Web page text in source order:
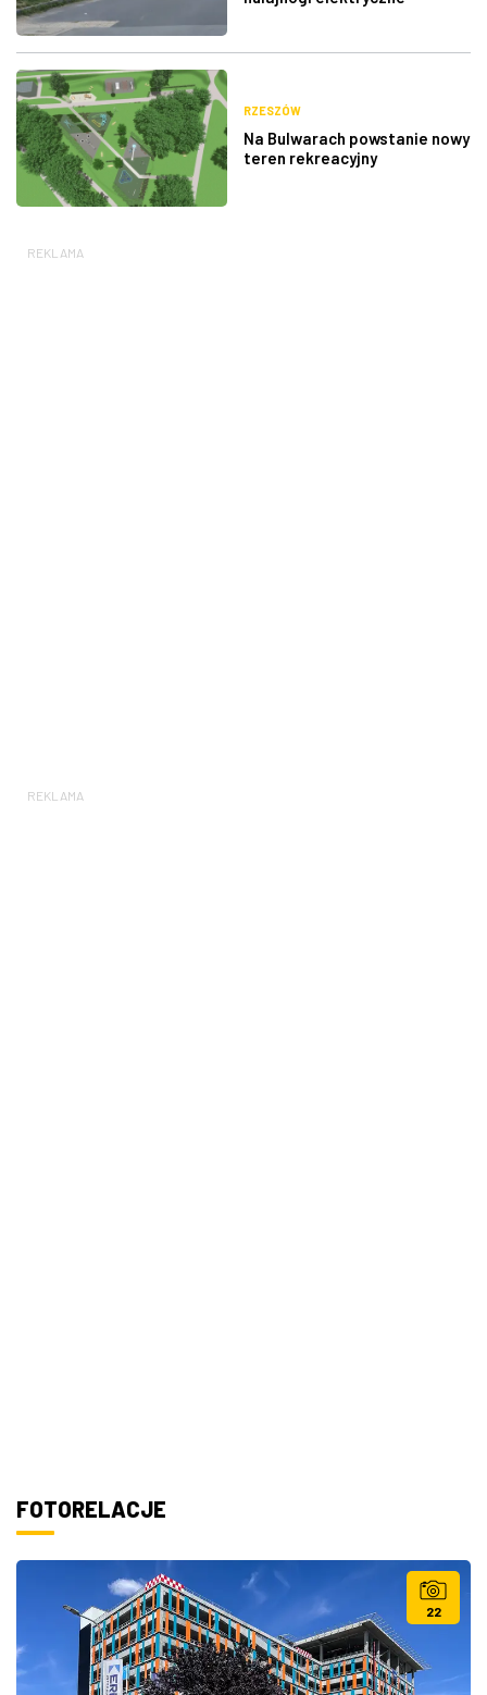
RZESZÓW
Na Bulwarach powstanie nowy
teren rekreacyjny
REKLAMA
REKLAMA
FOTORELACJE
22